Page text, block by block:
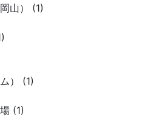
山） (1)
） (1)
(1)